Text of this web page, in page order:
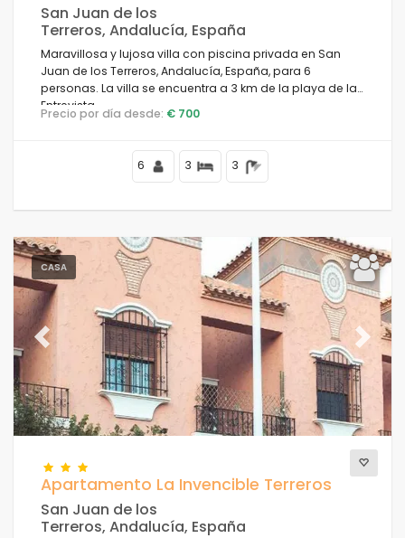
Su última visita
Limpiar filtros
Condiciones
Opciones
Distancias
Confort
Servicios
San Juan de los
Terreros, Andalucía, España
Maravillosa y lujosa villa con piscina privada en San
Juan de los Terreros, Andalucía, España, para 6
personas. La villa se encuentra a 3 km de la playa de la
Entrevista.
Precio por día desde: € 700
6 3 3
CASA
Previous Next
Apartamento La Invencible Terreros
San Juan de los
Terreros, Andalucía, España